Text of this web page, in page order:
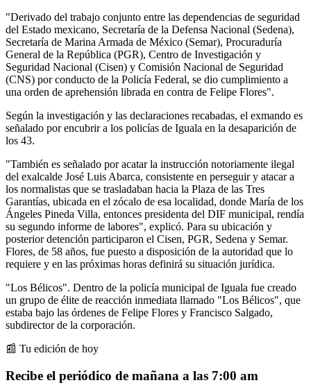
"Derivado del trabajo conjunto entre las dependencias de seguridad
del Estado mexicano, Secretaría de la Defensa Nacional (Sedena),
Secretaría de Marina Armada de México (Semar), Procuraduría
General de la República (PGR), Centro de Investigación y
Seguridad Nacional (Cisen) y Comisión Nacional de Seguridad
(CNS) por conducto de la Policía Federal, se dio cumplimiento a
una orden de aprehensión librada en contra de Felipe Flores".
Según la investigación y las declaraciones recabadas, el exmando es
señalado por encubrir a los policías de Iguala en la desaparición de
los 43.
"También es señalado por acatar la instrucción notoriamente ilegal
del exalcalde José Luis Abarca, consistente en perseguir y atacar a
los normalistas que se trasladaban hacia la Plaza de las Tres
Garantías, ubicada en el zócalo de esa localidad, donde María de los
Ángeles Pineda Villa, entonces presidenta del DIF municipal, rendía
su segundo informe de labores", explicó. Para su ubicación y
posterior detención participaron el Cisen, PGR, Sedena y Semar.
Flores, de 58 años, fue puesto a disposición de la autoridad que lo
requiere y en las próximas horas definirá su situación jurídica.
"Los Bélicos". Dentro de la policía municipal de Iguala fue creado
un grupo de élite de reacción inmediata llamado "Los Bélicos", que
estaba bajo las órdenes de Felipe Flores y Francisco Salgado,
subdirector de la corporación.
📰 Tu edición de hoy
Recibe el periódico de mañana a las 7:00 am